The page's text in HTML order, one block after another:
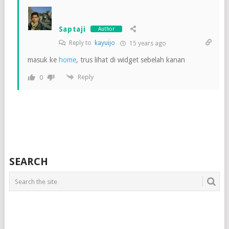
Saptaji Author
Reply to kayuijo 15 years ago
masuk ke home, trus lihat di widget sebelah kanan
0 Reply
SEARCH